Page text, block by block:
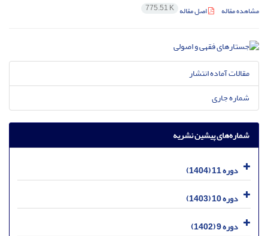
مشاهده مقاله اصل مقاله 775.51 K
مقالات آماده انتشار
شماره جاری
شماره‌های پیشین نشریه
دوره 11 (1404)
دوره 10 (1403)
دوره 9 (1402)